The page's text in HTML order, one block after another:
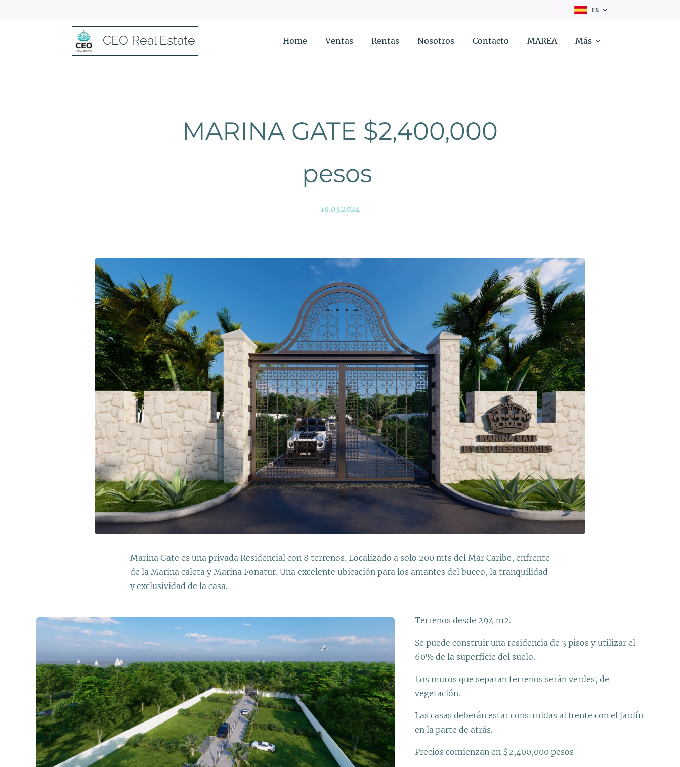
ES
CEO Real Estate Home Ventas Rentas Nosotros Contacto MAREA Más
MARINA GATE $2,400,000
pesos
19.03.2024
Marina Gate es una privada Residencial con 8 terrenos. Localizado a solo 200 mts del Mar Caribe, enfrente
de la Marina caleta y Marina Fonatur. Una excelente ubicación para los amantes del buceo, la tranquilidad
y exclusividad de la casa.
Terrenos desde 294 m2.
Se puede construir una residencia de 3 pisos y utilizar el
60% de la superficie del suelo.
Los muros que separan terrenos serán verdes, de
vegetación.
Las casas deberán estar construidas al frente con el jardín
en la parte de atrás.
Precios comienzan en $2,400,000 pesos